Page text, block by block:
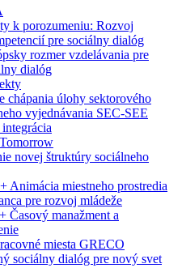
k porozumeniu: Rozvoj
pre sociálny dialóg
rozmer vzdelávania pre
dialóg
chápania úlohy sektorového
vyjednávania SEC-SEE
novej štruktúry sociálneho
Animácia miestneho prostredia
pre rozvoj mládeže
Časový manažment a
miesta GRECO
sociálny dialóg pre nový svet